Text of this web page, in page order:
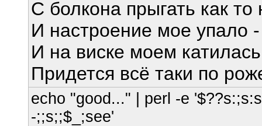
С болкона прыгать как то
И настроение мое упало
И на виске моем
Придется всё таки по
echo "good..." | perl -e
-;;s;;$_;see'